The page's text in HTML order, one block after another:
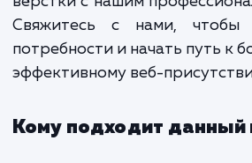
пользователей, но и
сайту
конкурентов,
профессиональный